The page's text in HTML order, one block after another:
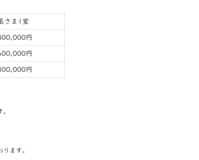
さま1室
円
円
円
ます。